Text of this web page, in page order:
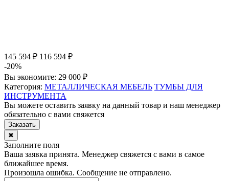
145 594 ₽ 116 594 ₽
-20%
Вы экономите: 29 000 ₽
Категория: МЕТАЛЛИЧЕСКАЯ МЕБЕЛЬ ТУМБЫ ДЛЯ
ИНСТРУМЕНТА
Вы можете оставить заявку на данный товар и наш менеджер
обязательно с вами свяжется
Заказать
✖
Заполните поля
Ваша заявка принята. Менеджер свяжется с вами в самое
ближайшее время.
Произошла ошибка. Сообщение не отправлено.